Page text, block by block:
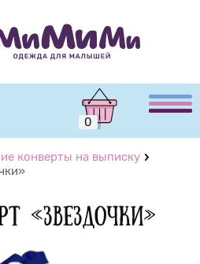
0
конверты на выписку
«Звездочки»